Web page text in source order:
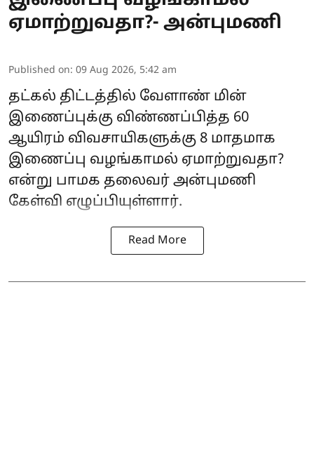
ஏமாற்றுவதா?- அன்புமணி
Published on: 09 Aug 2026, 5:42 am
தட்கல் திட்டத்தில் வேளாண் மின்
இணைப்புக்கு விண்ணப்பித்த 60
ஆயிரம் விவசாயிகளுக்கு 8 மாதமாக
இணைப்பு வழங்காமல் ஏமாற்றுவதா?
என்று பாமக தலைவர் அன்புமணி
கேள்வி எழுப்பியுள்ளார்.
Read More